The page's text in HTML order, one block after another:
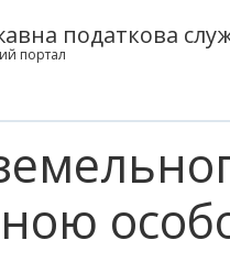
податкова
портал